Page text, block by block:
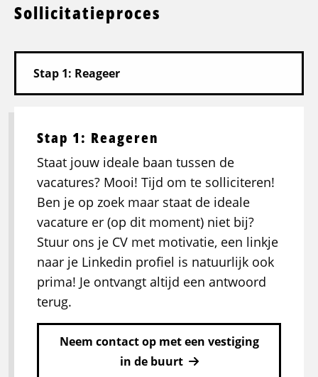
Sollicitatieproces
Stap 1: Reageren
Staat jouw ideale baan tussen de
vacatures? Mooi! Tijd om te solliciteren!
Ben je op zoek maar staat de ideale
vacature er (op dit moment) niet bij?
Stuur ons je CV met motivatie, een linkje
naar je Linkedin profiel is natuurlijk ook
prima! Je ontvangt altijd een antwoord
terug.
Neem contact op met een vestiging
in de buurt